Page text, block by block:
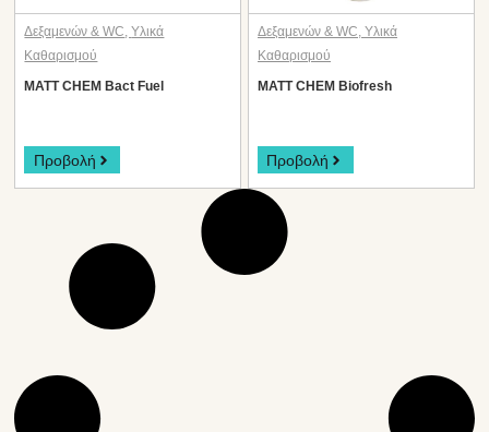
Δεξαμενών & WC ,Υλικά
Καθαρισμού
MATT CHEM Bact Fuel
Προβολή
Δεξαμενών & WC Υλικά
Καθαρισμού
MATT CHEM Biofresh
Προβολή